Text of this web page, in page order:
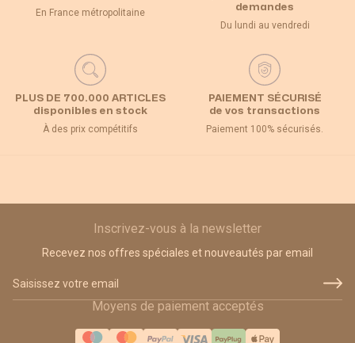
En France métropolitaine
demandes
Du lundi au vendredi
PLUS DE 700.000 ARTICLES
disponibles en stock
À des prix compétitifs
PAIEMENT SÉCURISÉ
de vos transactions
Paiement 100% sécurisés.
Inscrivez-vous à la newsletter
Recevez nos offres spéciales et nouveautés par email
Moyens de paiement acceptés